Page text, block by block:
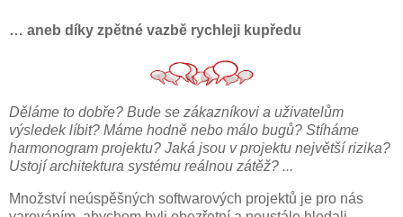
… aneb díky zpětné vazbě rychleji kupředu
Děláme to dobře? Bude se zákazníkovi a uživatelům
výsledek líbit? Máme hodně nebo málo bugů? Stíháme
harmonogram projektu? Jaká jsou v projektu největší rizika?
Ustojí architektura systému reálnou zátěž? ...
Množství neúspěšných softwarových projektů je pro nás